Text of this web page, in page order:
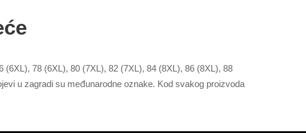
78 (6XL), 80 (7XL), 82 (7XL), 84 (8XL), 86 (8XL), 88
u zagradi su međunarodne oznake. Kod svakog proizvoda